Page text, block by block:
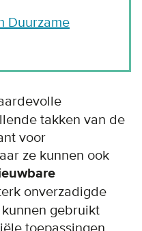
Duurzame
takken van de
voor
ze kunnen ook
onverzadigde
gebruikt